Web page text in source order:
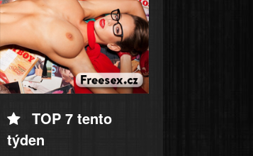
TOP 7 tento
týden